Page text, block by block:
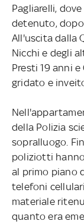
Pagliarelli,
detenuto,
All'uscita dalla
Nicchi e degli
Presti 19 anni
gridato e
della Polizia
sopralluogo.
poliziotti
al primo piano
telefoni
materiale
quanto era